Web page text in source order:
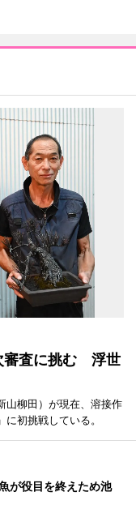
審査に挑む 浮世
山柳田）が現在、溶接作
初挑戦している。
が役目を終えため池